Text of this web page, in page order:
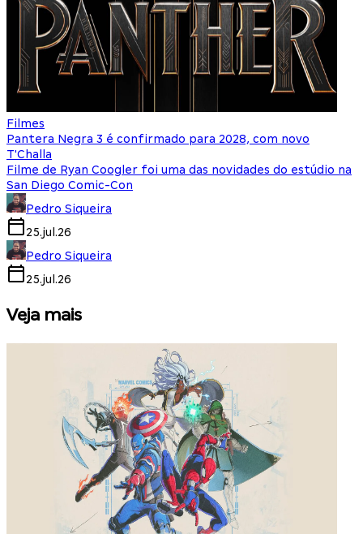
Filmes
Pantera Negra 3 é confirmado para 2028, com novo
T'Challa
Filme de Ryan Coogler foi uma das novidades do estúdio na
San Diego Comic-Con
Pedro Siqueira
25.jul.26
Pedro Siqueira
25.jul.26
Veja mais